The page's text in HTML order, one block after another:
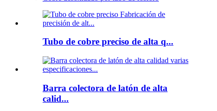
Tubo de cobre preciso de alta q...
Barra colectora de latón de alta
calid...